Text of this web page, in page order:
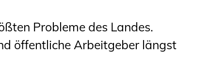
Probleme des Landes.
öffentliche Arbeitgeber längst